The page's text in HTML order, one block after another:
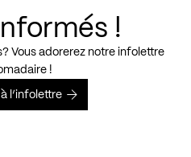
!
Vous adorerez notre infolettre
!
l’infolettre